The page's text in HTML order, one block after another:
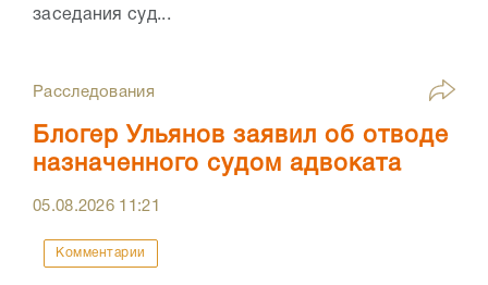
заседания суд...
Расследования
Блогер Ульянов заявил об отводе
назначенного судом адвоката
05.08.2026 11:21
Комментарии